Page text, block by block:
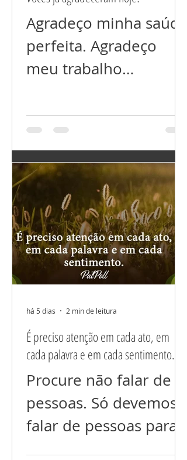
Agradeço minha saúde
perfeita. Agradeço
meu trabalho
meu relacionamento
perfeito. Agradeço por
ter tudo que preciso,
e...
É preciso atenção em cada ato, em
cada palavra e em cada sentimento.
Procure não falar de
pessoas. Só devemos
falar de pessoas para
há 5 dias 2 min de leitura